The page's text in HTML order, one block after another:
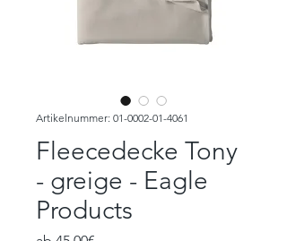
Artikelnummer: 01-0002-01-4061
Fleecedecke Tony
- greige - Eagle
Products